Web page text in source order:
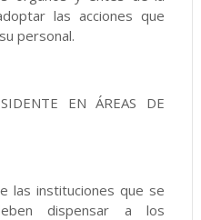
las acciones que
personal.
EN ÁREAS DE
las instituciones que se
dispensar a los